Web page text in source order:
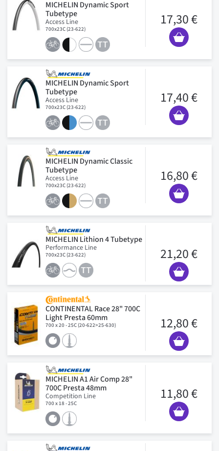
MICHELIN Dynamic Sport
Tubetype
Access Line
700x23C (23-622)
17,30 €
MICHELIN Dynamic Sport
Tubetype
Access Line
700x23C (23-622)
17,40 €
MICHELIN Dynamic Classic
Tubetype
Access Line
700x23C (23-622)
16,80 €
MICHELIN Lithion 4 Tubetype
Performance Line
700x23C (23-622) 21,20 €
CONTINENTAL Race 28" 700C
Light Presta 60mm
700 x 20 - 25C (20-622>25-630) 12,80 €
MICHELIN A1 Air Comp 28"
700C Presta 48mm
Competition Line
700 x 18 - 25C
11,80 €